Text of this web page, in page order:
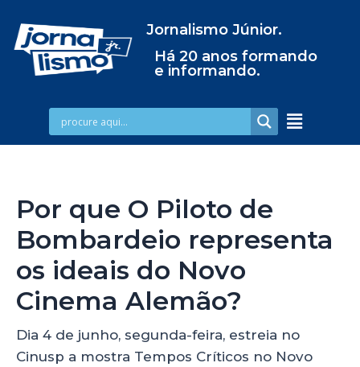
Jornalismo Júnior.
Há 20 anos formando
e informando.
Por que O Piloto de
Bombardeio representa
os ideais do Novo
Cinema Alemão?
Dia 4 de junho, segunda-feira, estreia no
Cinusp a mostra Tempos Críticos no Novo